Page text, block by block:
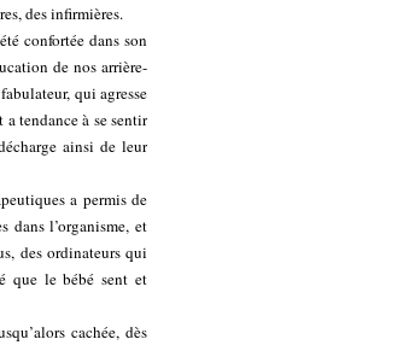
des infirmières.
confortée dans son
de nos arrière-
qui agresse
tendance à se sentir
ainsi de leur
a permis de
dans l’organisme, et
des ordinateurs qui
que le bébé sent et
cachée, dès